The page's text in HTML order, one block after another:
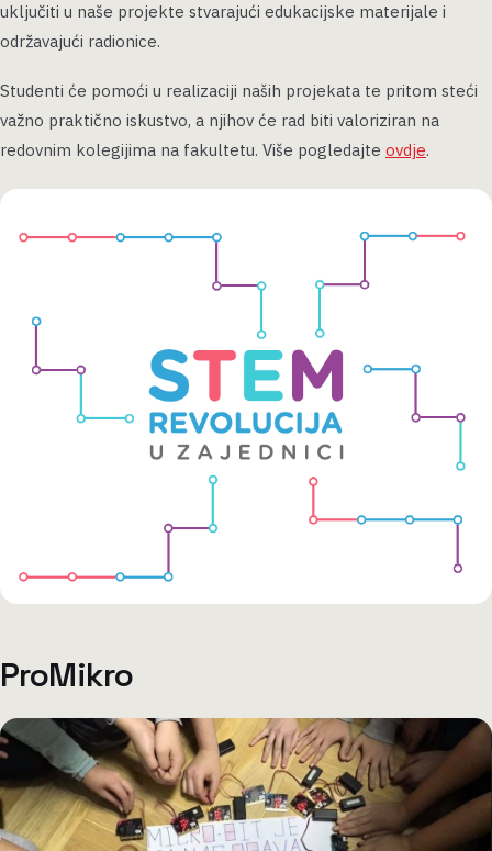
uključiti u naše projekte stvarajući edukacijske materijale i
održavajući radionice.
Studenti će pomoći u realizaciji naših projekata te pritom steći
važno praktično iskustvo, a njihov će rad biti valoriziran na
redovnim kolegijima na fakultetu. Više pogledajte ovdje.
ProMikro